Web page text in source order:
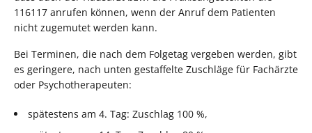
116117 anrufen können, wenn der Anruf dem Patienten
nicht zugemutet werden kann.
Bei Terminen, die nach dem Folgetag vergeben werden, gibt
es geringere, nach unten gestaffelte Zuschläge für Fachärzte
oder Psychotherapeuten:
spätestens am 4. Tag: Zuschlag 100 %,